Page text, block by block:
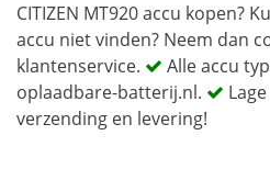
CITIZEN MT920 accu kopen?
accu niet vinden? Neem dan
klantenservice.
Alle accu
oplaadbare-batterij.nl.
verzending en levering!